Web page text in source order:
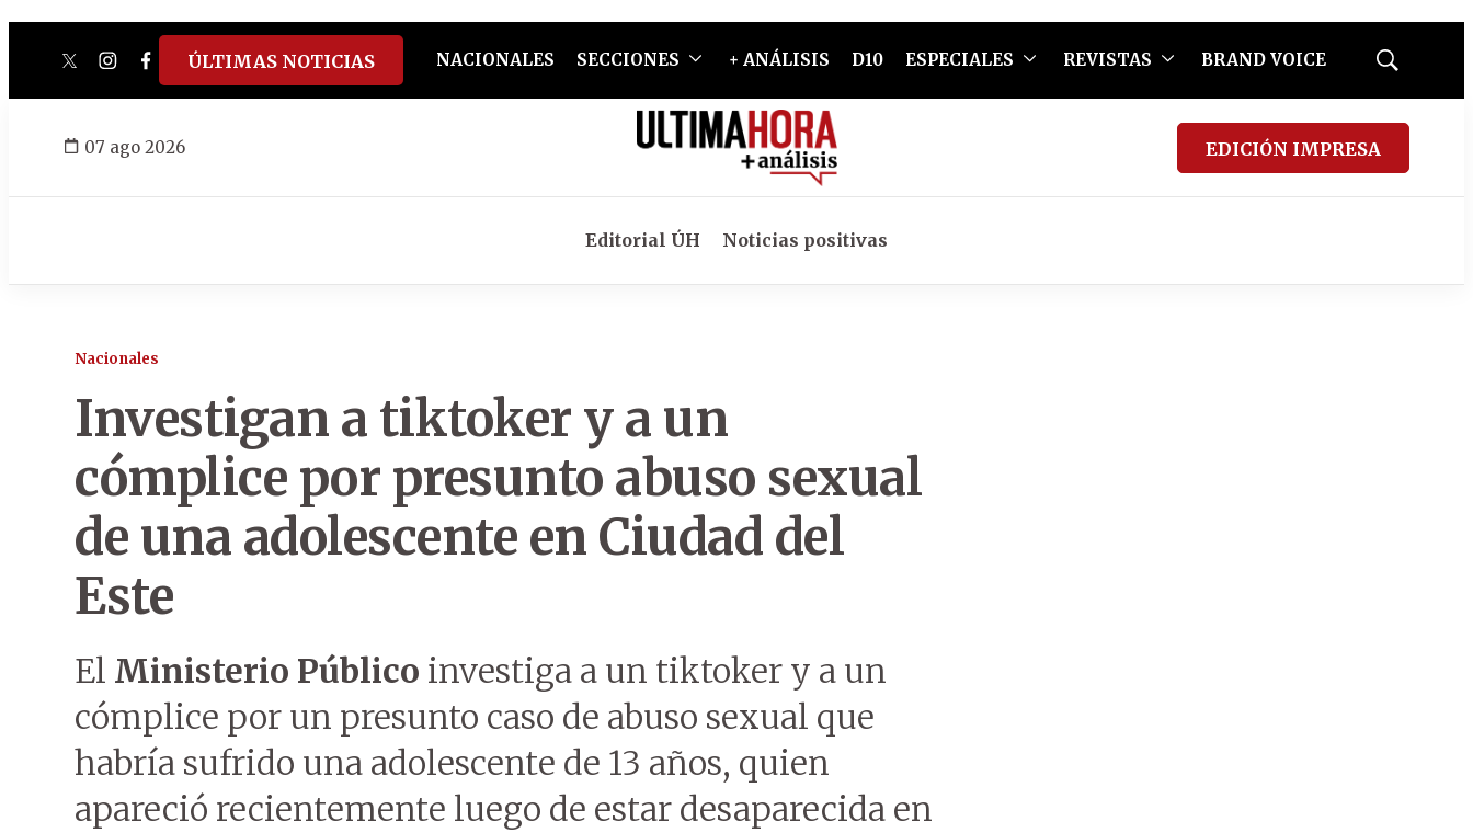
twitterinstagram
facebook
tiktokyoutube
spotify
ÚLTIMAS NOTICIAS NACIONALES SECCIONES + ANÁLISIS D10 ESPECIALES REVISTAS BRAND VOICE
Mostrar
07 ago 2026 EDICIÓN IMPRESA
Editorial ÚH Noticias positivas
Nacionales
Investigan a tiktoker y a un
cómplice por presunto abuso sexual
de una adolescente en Ciudad del
Este
El Ministerio Público investiga a un tiktoker y a un
cómplice por un presunto caso de abuso sexual que
habría sufrido una adolescente de 13 años, quien
apareció recientemente luego de estar desaparecida en